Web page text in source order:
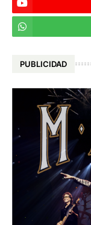
PUBLICIDAD